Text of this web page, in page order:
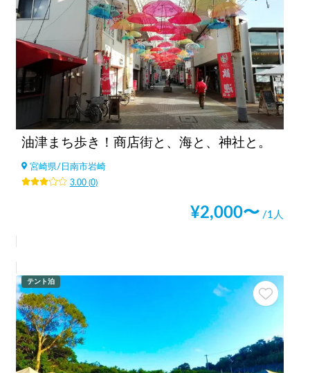
油津まち歩き！商店街と、海と、神社と。
宮崎県/ 日南市岩崎
3.00(0)
¥2,000〜 /1人
テント泊